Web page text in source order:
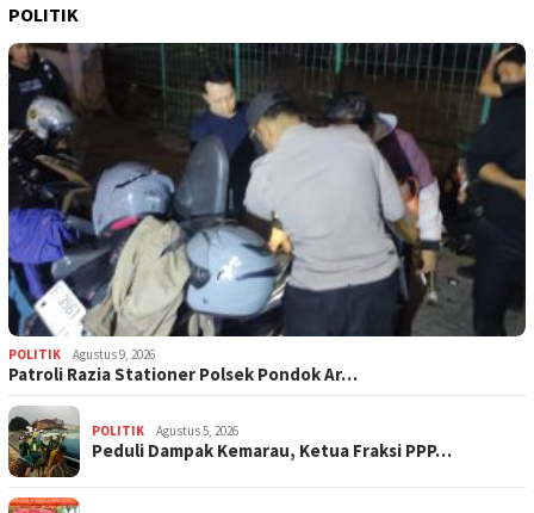
POLITIK
POLITIK Agustus 9, 2026
Patroli Razia Stationer Polsek Pondok Ar…
POLITIK Agustus 5, 2026
‎Peduli Dampak Kemarau, Ketua Fraksi PPP…